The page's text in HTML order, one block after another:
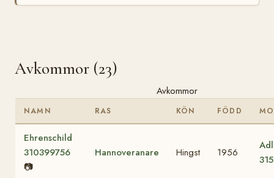
Avkommor (23)
Avkommor
NAMN RAS KÖN FÖDD
Ehrenschild
310399756
📷
Hannoveranare Hingst 1956